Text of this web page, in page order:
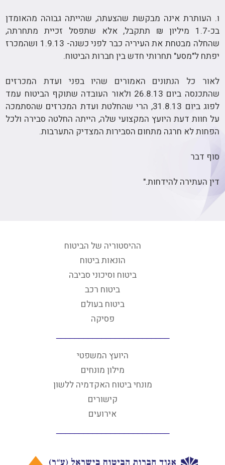
ו. העותרת אינה מבקשת שהצעתה, שהייתה גבוהה מהאומדן
בכ-1.7 מיליון ₪ תתקבל, אלא שתפסל זכיית מתחרתה,
שהחלה מבטחת את העיריה כבר לפני כשנה- 1.9.13 ושהמכרז
יפתח ל"מסע" תחרותי חדש בין חברות הביטוח.
לאור כל הנתונים האמורים שהיו בפני ועדת המכרזים
שהתכנסה ביום 26.8.13 ולאור העובדה שתוקף הביטוח עמד
לפוג ביום 31.8.13, הרי שהחלטת ועדת המכרזים שהסתמכה
על חוות דעת היועץ המקצועי שלה, הייתה החלטה סבירה ולכל
הפחות לא חרגה מתחום הסבירות המצדיק התערבות.
סוף דבר
דין העתירה להידחות."
ההיסטוריה של הביטוח
הונאות ביטוח
ביטוח וסיכוני סביבה
ביטוח רכב
ביטוח בעולם
פסיקה
היועץ המשפטי
מילון מונחים
מונחי ביטוח האקדמיה ללשון
קישורים
אירועים